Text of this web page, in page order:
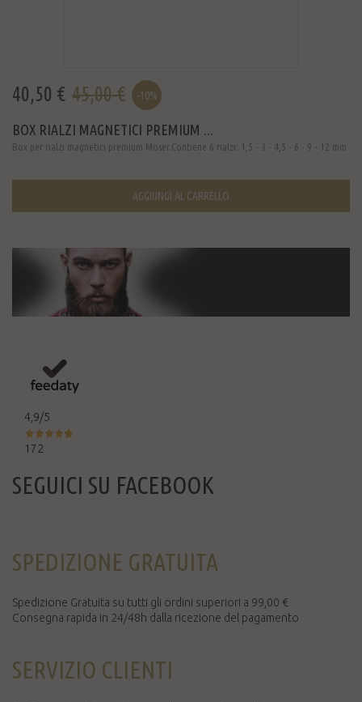
40,50 € 45,00 € -10%
BOX RIALZI MAGNETICI PREMIUM ...
Box per rialzi magnetici premium Moser.Contiene 6 rialzi: 1,5 - 3 - 4,5 - 6 - 9 - 12 mm
AGGIUNGI AL CARRELLO
4,9/5
172
SEGUICI SU FACEBOOK
SPEDIZIONE GRATUITA
Spedizione Gratuita su tutti gli ordini superiori a 99,00 €
Consegna rapida in 24/48h dalla ricezione del pagamento
SERVIZIO CLIENTI